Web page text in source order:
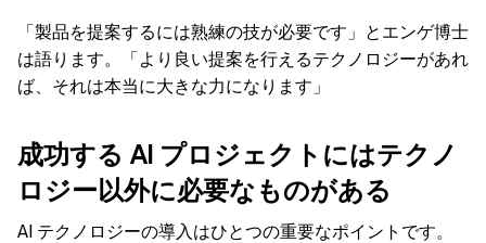
「製品を提案するには熟練の技が必要です」とエンゲ博士
は語ります。「より良い提案を行えるテクノロジーがあれ
ば、それは本当に大きな力になります」
成功する AI プロジェクトにはテクノ
ロジー以外に必要なものがある
AI テクノロジーの導入はひとつの重要なポイントです。